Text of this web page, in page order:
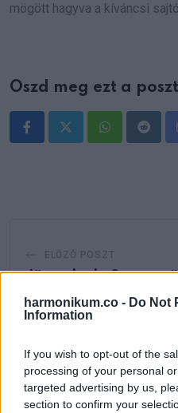
harmonikum.co - Do Not
Information
If you wish to opt-out of the
processing of your personal
targeted advertising by us,
section to confirm your
mögött hagyva a kíváncsi
Oszd meg ezt a
Whatsapp
Jön a dupla 8-as
án! Ezekre a
szerencse száll ebben